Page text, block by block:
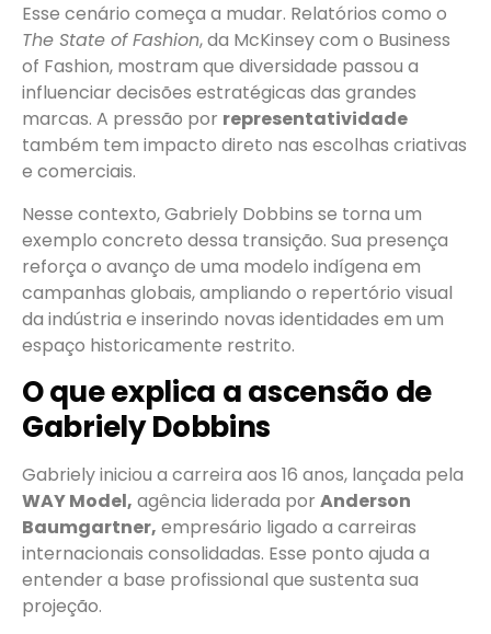
Esse cenário começa a mudar. Relatórios como o
The State of Fashion, da McKinsey com o Business
of Fashion, mostram que diversidade passou a
influenciar decisões estratégicas das grandes
marcas. A pressão por representatividade
também tem impacto direto nas escolhas criativas
e comerciais.
Nesse contexto, Gabriely Dobbins se torna um
exemplo concreto dessa transição. Sua presença
reforça o avanço de uma modelo indígena em
campanhas globais, ampliando o repertório visual
da indústria e inserindo novas identidades em um
espaço historicamente restrito.
O que explica a ascensão de
Gabriely Dobbins
Gabriely iniciou a carreira aos 16 anos, lançada pela
WAY Model, agência liderada por Anderson
Baumgartner, empresário ligado a carreiras
internacionais consolidadas. Esse ponto ajuda a
entender a base profissional que sustenta sua
projeção.